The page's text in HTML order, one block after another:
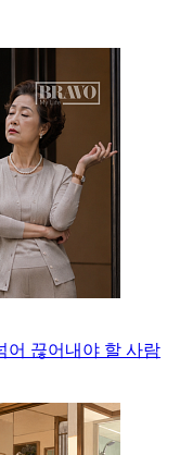
어 끊어내야 할 사람